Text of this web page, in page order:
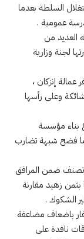
السلطة بعدما
عمومية .
العديد من
لجنة وزارية
عمالة إنزكان ،
وعلى رأسها
بناء مؤسسة
فضح شبهة تضارب
مساحتها 4600 مترا مربعا تصنف ضمن المرافق
زهيد مقارنة
الشكوك .
باضعاف مضاعفة
نافدة على